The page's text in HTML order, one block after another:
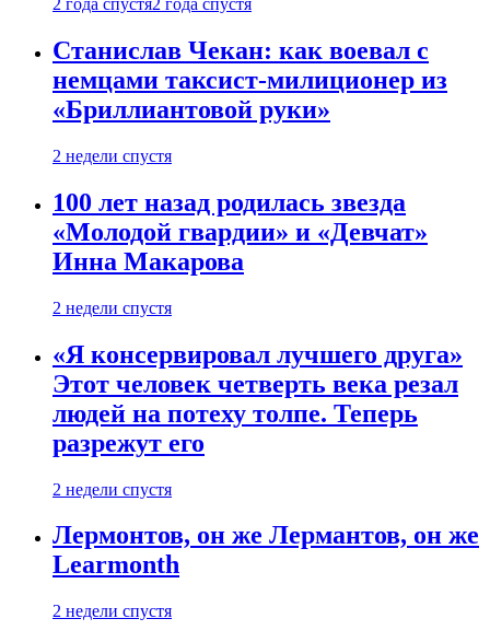
2 года спустя2 года спустя
Станислав Чекан: как воевал с
немцами таксист-милиционер из
«Бриллиантовой руки»
2 недели спустя
100 лет назад родилась звезда
«Молодой гвардии» и «Девчат»
Инна Макарова
2 недели спустя
«Я консервировал лучшего друга»
Этот человек четверть века резал
людей на потеху толпе. Теперь
разрежут его
2 недели спустя
Лермонтов, он же Лермантов, он же
Learmonth
2 недели спустя